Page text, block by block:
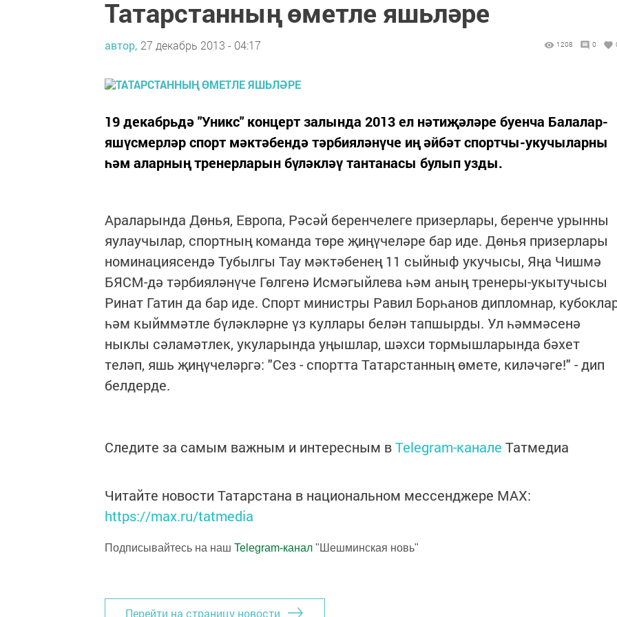
Татарстанның өметле яшьләре
автор, 27 декабрь 2013 - 04:17 1208 0
19 декабрьдә "Уникс" концерт залында 2013 ел нәтиҗәләре буенча Балалар-
яшүсмерләр спорт мәктәбендә тәрбияләнүче иң әйбәт спортчы-укучыларны
һәм аларның тренерларын бүләкләү тантанасы булып узды.
Араларында Дөнья, Европа, Рәсәй беренчелеге призерлары, беренче урынны
яулаучылар, спортның команда төре җиңүчеләре бар иде. Дөнья призерлары
номинациясендә Тубылгы Тау мәктәбенең 11 сыйныф укучысы, Яңа Чишмә
БЯСМ-дә тәрбияләнүче Гөлгенә Исмәгыйлева һәм аның тренеры-укытучысы
Ринат Гатин да бар иде. Спорт министры Равил Борһанов дипломнар,
һәм кыйммәтле бүләкләрне үз куллары белән тапшырды. Ул һәммәсенә
ныклы сәламәтлек, укуларында уңышлар, шәхси тормышларында бәхет
теләп, яшь җиңүчеләргә: "Сез - спортта Татарстанның өмете, киләчәге!" - дип
белдерде.
Следите за самым важным и интересным вTelegram-канале Татмедиа
Читайте новости Татарстана в национальном мессенджере MАХ:
https://max.ru/tatmedia
Подписывайтесь на наш Telegram-канал "Шешминская новь"
Перейти на страницу новости